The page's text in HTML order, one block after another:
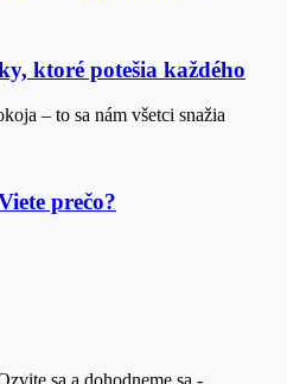
ktoré potešia každého
– to sa nám všetci snažia
prečo?